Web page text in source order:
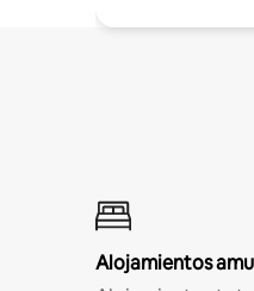
Alojamientos